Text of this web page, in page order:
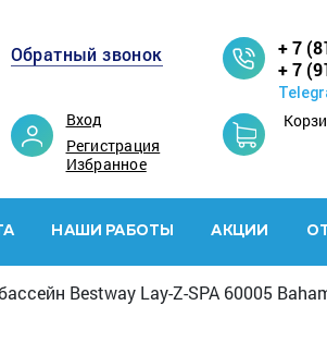
Обратный звонок
Вход
Регистрация
Избранное
+ 7
+ 7
НАШИ РАБОТЫ АКЦИИ
Bestway Lay-Z-SPA 60005